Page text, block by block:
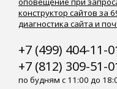
конструктор сайтов за
диагностика сайта и
+7 (499) 404-11-
+7 (812) 309-51-
по будням с 11:00 до